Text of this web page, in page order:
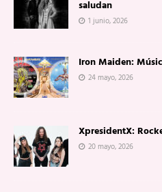
saludan
1 junio, 2026
Iron Maiden:
24 mayo, 2026
XpresidentX:
20 mayo, 2026